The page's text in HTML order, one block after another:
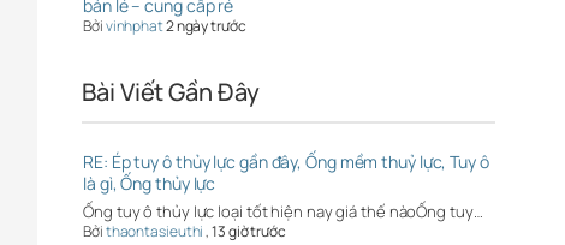
bán lẻ – cung cấp rẻ
Bởivinhphat2 ngày trước
Bài Viết Gần Đây
RE: Ép tuy ô thủy lực gần đây, Ống mềm thuỷ lực, Tuy ô
là gì, Ống thủy lực
Ống tuy ô thủy lực loại tốt hiện nay giá thế nàoỐng tuy…
Bởithaontasieuthi,13 giờ trước